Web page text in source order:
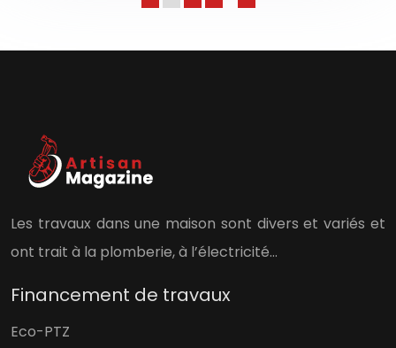
Les travaux dans une maison sont divers et variés et
ont trait à la plomberie, à l’électricité…
Financement de travaux
Eco-PTZ